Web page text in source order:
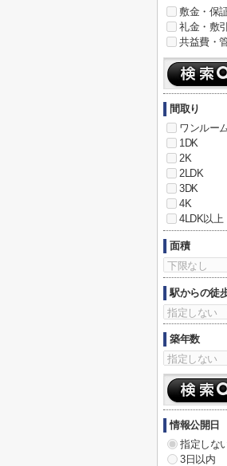
敷金・保
礼金・敷
共益費・
間取り
ワンルー
1DK
2K
2LDK
3DK
4K
4LDK以上
面積
駅からの徒
築年数
情報公開日
指定しな
3日以内